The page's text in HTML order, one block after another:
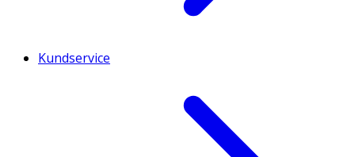
Kundservice